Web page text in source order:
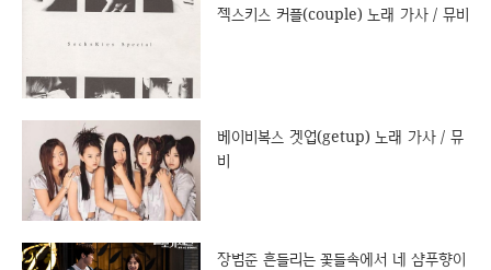
젝스키스 커플(couple) 노래 가사 / 뮤비
베이비복스 겟업(getup) 노래 가사 / 뮤
비
장범준 흔들리는 꽃들속에서 네 샴푸향이